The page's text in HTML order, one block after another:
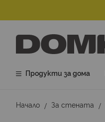
Продукти за дома
Начало За стената